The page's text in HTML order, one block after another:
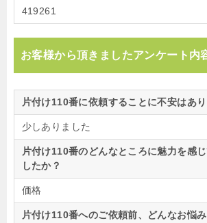
419261
お客様から頂きましたアンケート内
片付け110番に依頼することに不安はあ
少しありました
片付け110番のどんなところに魅力を感
したか？
価格
片付け110番へのご依頼前、どんなお悩